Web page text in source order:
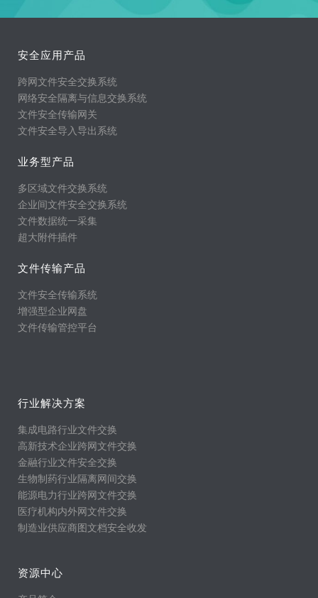
安全应用产品
跨网文件安全交换系统
网络安全隔离与信息交换系统
文件安全传输网关
文件安全导入导出系统
业务型产品
多区域文件交换系统
企业间文件安全交换系统
文件数据统一采集
超大附件插件
文件传输产品
文件安全传输系统
增强型企业网盘
文件传输管控平台
行业解决方案
集成电路行业文件交换
高新技术企业跨网文件交换
金融行业文件安全交换
生物制药行业隔离网间交换
能源电力行业跨网文件交换
医疗机构内外网文件交换
制造业供应商图文档安全收发
资源中心